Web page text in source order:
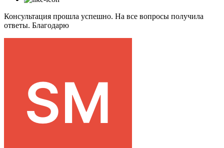
Консультация прошла успешно. На все вопросы получила
ответы. Благодарю